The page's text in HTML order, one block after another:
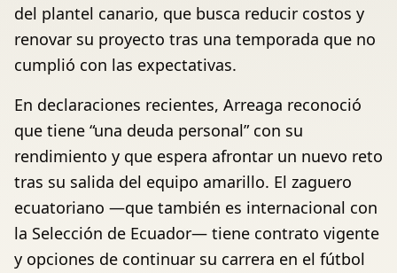
del plantel canario, que busca reducir costos y
renovar su proyecto tras una temporada que no
cumplió con las expectativas.
En declaraciones recientes, Arreaga reconoció
que tiene “una deuda personal” con su
rendimiento y que espera afrontar un nuevo reto
tras su salida del equipo amarillo. El zaguero
ecuatoriano —que también es internacional con
la Selección de Ecuador— tiene contrato vigente
y opciones de continuar su carrera en el fútbol